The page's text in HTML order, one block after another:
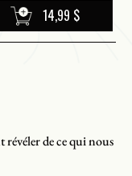
14,99 $
révéler de ce qui nous